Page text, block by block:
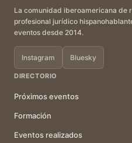
La comunidad iberoamericana de
profesional jurídico
eventos desde 2014.
Instagram Bluesky
DIRECTORIO
Próximos eventos
Formación
Eventos realizados